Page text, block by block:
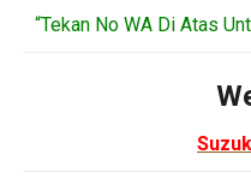
“Tekan No WA Di Atas